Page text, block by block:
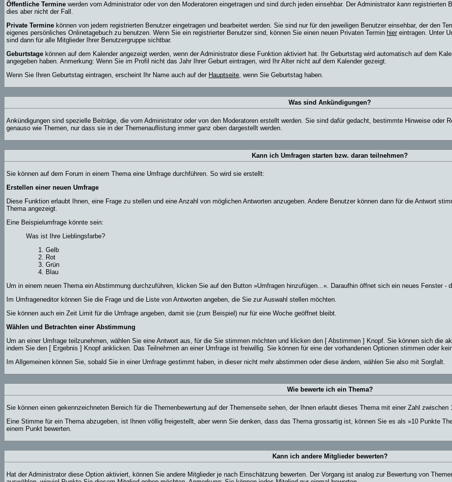
Öffentliche Termine werden vom Administrator oder von den Moderatoren eingetragen und sind durch jeden einsehbar. Der Administrator kann registrierten
dies aber nicht der Fall.
Private Termine können von jedem registrierten Benutzer eingetragen und bearbeitet werden. Sie sind nur für den jeweiligen Benutzer einsehbar, der den
eigenes persönliches Onlinetagebuch zu benutzen. Wenn Sie ein registrierter Benutzer sind, können Sie einen neuen Privaten Termin hier eintragen. Unter
sind dann für alle Mitglieder Ihrer Benutzergruppe sichtbar.
Geburtstage können auf dem Kalender angezeigt werden, wenn der Administrator diese Funktion aktiviert hat. Ihr Geburtstag wird automatisch auf dem
angegeben haben. Anmerkung: Wenn Sie im Profil nicht das Jahr Ihrer Geburt eintragen, wird Ihr Alter nicht auf dem Kalender gezeigt.
Wenn Sie Ihren Geburtstag eintragen, erscheint Ihr Name auch auf der Hauptseite, wenn Sie Geburtstag haben.
Was sind Ankündigungen?
Ankündigungen sind spezielle Beiträge, die vom Administrator oder von den Moderatoren erstellt werden. Sie sind dafür gedacht, bestimmte Hinweise oder
genauso wie Themen, nur dass sie in der Themenauflistung immer ganz oben dargestellt werden.
Kann ich Umfragen starten bzw. daran teilnehmen?
Sie können auf dem Forum in einem Thema eine Umfrage durchführen. So wird sie erstellt:
Erstellen einer neuen Umfrage
Diese Funktion erlaubt Ihnen, eine Frage zu stellen und eine Anzahl von möglichen Antworten anzugeben. Andere Benutzer können dann für die Antwort
Thema angezeigt.
Eine Beispielumfrage könnte sein:
Was ist Ihre Lieblingsfarbe?
Gelb
Rot
Grün
Blau
Um in einem neuen Thema ein Abstimmung durchzuführen, klicken Sie auf den Button »Umfragen hinzufügen...«. Daraufhin öffnet sich ein neues Fenster -
Im Umfrageneditor können Sie die Frage und die Liste von Antworten angeben, die Sie zur Auswahl stellen möchten.
Sie können auch ein Zeit Limit für die Umfrage angeben, damit sie (zum Beispiel) nur für eine Woche geöffnet bleibt.
Wählen und Betrachten einer Abstimmung
Um an einer Umfrage teilzunehmen, wählen Sie eine Antwort aus, für die Sie stimmen möchten und klicken den [ Abstimmen ] Knopf. Sie können sich die
indem Sie den [ Ergebnis ] Knopf anklicken. Das Teilnehmen an einer Umfrage ist freiwillig. Sie können für eine der vorhandenen Optionen stimmen oder
Im Allgemeinen können Sie, sobald Sie in einer Umfrage gestimmt haben, in dieser nicht mehr abstimmen oder diese ändern, wählen Sie also mit Sorgfalt.
Wie bewerte ich ein Thema?
Sie können einen gekennzeichneten Bereich für die Themenbewertung auf der Themenseite sehen, der Ihnen erlaubt dieses Thema mit einer Zahl zwischen
Eine Stimme für ein Thema abzugeben, ist Ihnen völlig freigestellt, aber wenn Sie denken, dass das Thema grossartig ist, können Sie es als »10 Punkte
einem Punkt bewerten.
Kann ich andere Mitglieder bewerten?
Hat der Administrator diese Option aktiviert, können Sie andere Mitglieder je nach Einschätzung bewerten. Der Vorgang ist analog zur Bewertung von